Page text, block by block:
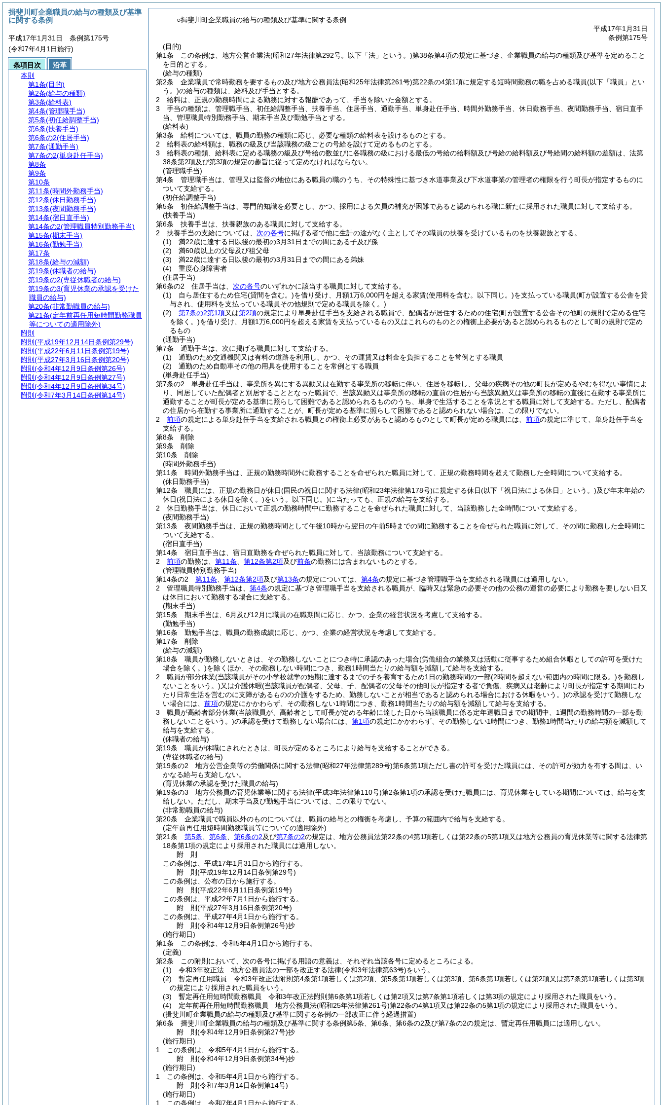
○揖斐川町企業職員の給与の種類及び基準に関する条例
平成17年1月31日
条例第175号
(目的)
第1条
この条例は、地方公営企業法(昭和27年法律第292号。以下「法」という。)第38条第4項の規定に基づき、企業職員の給与の種類及び基準を定めること
を目的とする。
(給与の種類)
第2条
企業職員で常時勤務を要するもの及び地方公務員法(昭和25年法律第261号)第22条の4第1項に規定する短時間勤務の職を占める職員(以下「職員」とい
う。)の給与の種類は、給料及び手当とする。
2
給料は、正規の勤務時間による勤務に対する報酬であって、手当を除いた金額とする。
3
手当の種類は、管理職手当、初任給調整手当、扶養手当、住居手当、通勤手当、単身赴任手当、時間外勤務手当、休日勤務手当、夜間勤務手当、宿日直手
当、管理職員特別勤務手当、期末手当及び勤勉手当とする。
(給料表)
第3条
給料については、職員の勤務の種類に応じ、必要な種類の給料表を設けるものとする。
2
給料表の給料額は、職務の級及び当該職務の級ごとの号給を設けて定めるものとする。
3
給料表の種類、給料表に定める職務の級及び号給の数並びに各職務の級における最低の号給の給料額及び号給の給料額及び号給間の給料額の差額は、法第
38条第2項及び第3項の規定の趣旨に従って定めなければならない。
(管理職手当)
第4条
管理職手当は、管理又は監督の地位にある職員の職のうち、その特殊性に基づき水道事業及び下水道事業の管理者の権限を行う町長が指定するものに
ついて支給する。
(初任給調整手当)
第5条
初任給調整手当は、専門的知識を必要とし、かつ、採用による欠員の補充が困難であると認められる職に新たに採用された職員に対して支給する。
(扶養手当)
第6条
扶養手当は、扶養親族のある職員に対して支給する。
2
扶養手当の支給については、 次の各号に掲げる者で他に生計の途がなく主としてその職員の扶養を受けているものを扶養親族とする。
(1)
満22歳に達する日以後の最初の3月31日までの間にある子及び孫
(2)
満60歳以上の父母及び祖父母
(3)
満22歳に達する日以後の最初の3月31日までの間にある弟妹
(4)
重度心身障害者
(住居手当)
第6条の2
住居手当は、 次の各号のいずれかに該当する職員に対して支給する。
(1)
自ら居住するため住宅(貸間を含む。)を借り受け、月額1万6,000円を超える家賃(使用料を含む。以下同じ。)を支払っている職員(町が設置する公舎を貸
与され、使用料を支払っている職員その他規則で定める職員を除く。)
(2)
第7条の2第1項又は第2項の規定により単身赴任手当を支給される職員で、配偶者が居住するための住宅(町が設置する公舎その他町の規則で定める住宅
を除く。)を借り受け、月額1万6,000円を超える家賃を支払っているもの又はこれらのものとの権衡上必要があると認められるものとして町の規則で定め
るもの
(通勤手当)
第7条
通勤手当は、次に掲げる職員に対して支給する。
(1)
通勤のため交通機関又は有料の道路を利用し、かつ、その運賃又は料金を負担することを常例とする職員
(2)
通勤のため自動車その他の用具を使用することを常例とする職員
(単身赴任手当)
第7条の2
単身赴任手当は、事業所を異にする異動又は在勤する事業所の移転に伴い、住居を移転し、父母の疾病その他の町長が定めるやむを得ない事情によ
り、同居していた配偶者と別居することとなった職員で、当該異動又は事業所の移転の直前の住居から当該異動又は事業所の移転の直後に在勤する事業所に
通勤することが町長が定める基準に照らして困難であると認められるもののうち、単身で生活することを常況とする職員に対して支給する。 ただし、配偶者
の住居から在勤する事業所に通勤することが、町長が定める基準に照らして困難であると認められない場合は、この限りでない。
2
前項の規定による単身赴任手当を支給される職員との権衡上必要があると認めるものとして町長が定める職員には、 前項の規定に準じて、単身赴任手当を
支給する。
第8条
削除
第9条
削除
第10条
削除
(時間外勤務手当)
第11条
時間外勤務手当は、正規の勤務時間外に勤務することを命ぜられた職員に対して、正規の勤務時間を超えて勤務した全時間について支給する。
(休日勤務手当)
第12条
職員には、正規の勤務日が休日(国民の祝日に関する法律(昭和23年法律第178号)に規定する休日(以下「祝日法による休日」という。)及び年末年始の
休日(祝日法による休日を除く。)をいう。以下同じ。)に当たっても、正規の給与を支給する。
2
休日勤務手当は、休日において正規の勤務時間中に勤務することを命ぜられた職員に対して、当該勤務した全時間について支給する。
(夜間勤務手当)
第13条
夜間勤務手当は、正規の勤務時間として午後10時から翌日の午前5時までの間に勤務することを命ぜられた職員に対して、その間に勤務した全時間に
ついて支給する。
(宿日直手当)
第14条
宿日直手当は、宿日直勤務を命ぜられた職員に対して、当該勤務について支給する。
2
前項の勤務は、 第11条 第12条第2項及び前条の勤務には含まれないものとする。
(管理職員特別勤務手当)
第14条の2
第11条 第12条第2項及び第13条の規定については、 第4条の規定に基づき管理職手当を支給される職員には適用しない。
2
管理職員特別勤務手当は、 第4条の規定に基づき管理職手当を支給される職員が、臨時又は緊急の必要その他の公務の運営の必要により勤務を要しない日又
は休日において勤務する場合に支給する。
(期末手当)
第15条
期末手当は、6月及び12月に職員の在職期間に応じ、かつ、企業の経営状況を考慮して支給する。
(勤勉手当)
第16条
勤勉手当は、職員の勤務成績に応じ、かつ、企業の経営状況を考慮して支給する。
第17条
削除
(給与の減額)
第18条
職員が勤務しないときは、その勤務しないことにつき特に承認のあった場合(労働組合の業務又は活動に従事するため組合休暇としての許可を受けた
場合を除く。)を除くほか、その勤務しない時間につき、勤務1時間当たりの給与額を減額して給与を支給する。
2
職員が部分休業(当該職員がその小学校就学の始期に達するまでの子を養育するため1日の勤務時間の一部(2時間を超えない範囲内の時間に限る。)を勤務し
ないことをいう。)又は介護休暇(当該職員が配偶者、父母、子、配偶者の父母その他町長が指定する者で負傷、疾病又は老齢により町長が指定する期間にわ
たり日常生活を営むのに支障があるものの介護をするため、勤務しないことが相当であると認められる場合における休暇をいう。)の承認を受けて勤務しな
い場合には、 前項の規定にかかわらず、その勤務しない1時間につき、勤務1時間当たりの給与額を減額して給与を支給する。
3
職員が高齢者部分休業(当該職員が、高齢者として町長が定める年齢に達した日から当該職員に係る定年退職日までの期間中、1週間の勤務時間の一部を勤
務しないことをいう。)の承認を受けて勤務しない場合には、 第1項の規定にかかわらず、その勤務しない1時間につき、勤務1時間当たりの給与額を減額して
給与を支給する。
(休職者の給与)
第19条
職員が休職にされたときは、町長が定めるところにより給与を支給することができる。
(専従休職者の給与)
第19条の2
地方公営企業等の労働関係に関する法律(昭和27年法律第289号)第6条第1項ただし書の許可を受けた職員には、その許可が効力を有する間は、い
かなる給与も支給しない。
(育児休業の承認を受けた職員の給与)
第19条の3
地方公務員の育児休業等に関する法律(平成3年法律第110号)第2条第1項の承認を受けた職員には、育児休業をしている期間については、給与を支
給しない。 ただし、期末手当及び勤勉手当については、この限りでない。
(非常勤職員の給与)
第20条
企業職員で職員以外のものについては、職員の給与との権衡を考慮し、予算の範囲内で給与を支給する。
(定年前再任用短時間勤務職員等についての適用除外)
第21条
第5条 第6条 第6条の2及び第7条の2の規定は、地方公務員法第22条の4第1項若しくは第22条の5第1項又は地方公務員の育児休業等に関する法律第
18条第1項の規定により採用された職員には適用しない。
附 則
この条例は、平成17年1月31日から施行する。
附 則(平成19年12月14日条例第29号)
この条例は、公布の日から施行する。
附 則(平成22年6月11日条例第19号)
この条例は、平成22年7月1日から施行する。
附 則(平成27年3月16日条例第20号)
この条例は、平成27年4月1日から施行する。
附 則(令和4年12月9日条例第26号)抄
(施行期日)
第1条
この条例は、令和5年4月1日から施行する。
(定義)
第2条
この附則において、次の各号に掲げる用語の意義は、それぞれ当該各号に定めるところによる。
(1)
令和3年改正法 地方公務員法の一部を改正する法律(令和3年法律第63号)をいう。
(2)
暫定再任用職員 令和3年改正法附則第4条第1項若しくは第2項、第5条第1項若しくは第3項、第6条第1項若しくは第2項又は第7条第1項若しくは第3項
の規定により採用された職員をいう。
(3)
暫定再任用短時間勤務職員 令和3年改正法附則第6条第1項若しくは第2項又は第7条第1項若しくは第3項の規定により採用された職員をいう。
(4)
定年前再任用短時間勤務職員 地方公務員法(昭和25年法律第261号)第22条の4第1項又は第22条の5第1項の規定により採用された職員をいう。
(揖斐川町企業職員の給与の種類及び基準に関する条例の一部改正に伴う経過措置)
第6条
揖斐川町企業職員の給与の種類及び基準に関する条例第5条、第6条、第6条の2及び第7条の2の規定は、暫定再任用職員には適用しない。
附 則(令和4年12月9日条例第27号)抄
(施行期日)
1
この条例は、令和5年4月1日から施行する。
附 則(令和4年12月9日条例第34号)抄
(施行期日)
1
この条例は、令和5年4月1日から施行する。
附 則(令和7年3月14日条例第14号)
(施行期日)
1
この条例は、令和7年4月1日から施行する。
揖斐川町企業職員の給与の種類及び基準
に関する条例
平成17年1月31日 条例第175号
(令和7年4月1日施行)
条項目次
沿革
本則
第1条(目的)
第2条(給与の種類)
第3条(給料表)
第4条(管理職手当)
第5条(初任給調整手当)
第6条(扶養手当)
第6条の2(住居手当)
第7条(通勤手当)
第7条の2(単身赴任手当)
第8条
第9条
第10条
第11条(時間外勤務手当)
第12条(休日勤務手当)
第13条(夜間勤務手当)
第14条(宿日直手当)
第14条の2(管理職員特別勤務手当)
第15条(期末手当)
第16条(勤勉手当)
第17条
第18条(給与の減額)
第19条(休職者の給与)
第19条の2(専従休職者の給与)
第19条の3(育児休業の承認を受けた
職員の給与)
第20条(非常勤職員の給与)
第21条(定年前再任用短時間勤務職員
等についての適用除外)
附則
附則 (平成19年12月14日条例第29号)
附則 (平成22年6月11日条例第19号)
附則 (平成27年3月16日条例第20号)
附則 (令和4年12月9日条例第26号)
附則 (令和4年12月9日条例第27号)
附則 (令和4年12月9日条例第34号)
附則 (令和7年3月14日条例第14号)